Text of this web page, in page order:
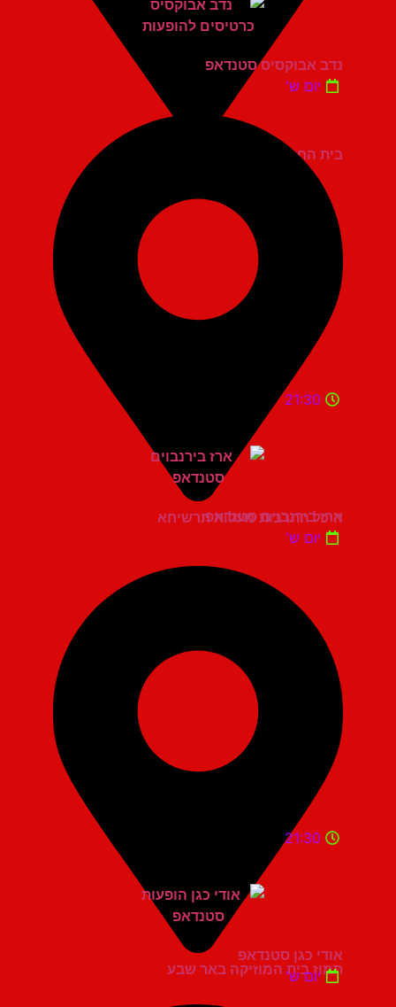
בית החייל תל אביב
נדב אבוקסיס סטנדאפ
יום ש'
היכל התרבות מעלות תרשיחא
21:30
ארז בירנבוים סטנדאפ
יום ש'
תמוז בית המוזיקה באר שבע
21:30
אודי כגן סטנדאפ
יום ש'